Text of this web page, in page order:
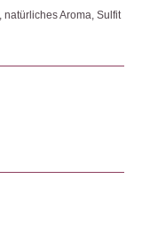
Aroma, Sulfit
Das zuckersüsse
edle
mit Appenzeller
Kriterium